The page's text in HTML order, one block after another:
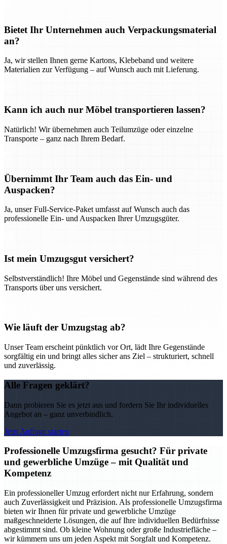
Bietet Ihr Unternehmen auch Verpackungsmaterial
an?
Ja, wir stellen Ihnen gerne Kartons, Klebeband und weitere
Materialien zur Verfügung – auf Wunsch auch mit Lieferung.
Kann ich auch nur Möbel transportieren lassen?
Natürlich! Wir übernehmen auch Teilumzüge oder einzelne
Transporte – ganz nach Ihrem Bedarf.
Übernimmt Ihr Team auch das Ein- und
Auspacken?
Ja, unser Full-Service-Paket umfasst auf Wunsch auch das
professionelle Ein- und Auspacken Ihrer Umzugsgüter.
Ist mein Umzugsgut versichert?
Selbstverständlich! Ihre Möbel und Gegenstände sind während des
Transports über uns versichert.
Wie läuft der Umzugstag ab?
Unser Team erscheint pünktlich vor Ort, lädt Ihre Gegenstände
sorgfältig ein und bringt alles sicher ans Ziel – strukturiert, schnell
und zuverlässig.
Alle Fragen geklärt?
Dann probieren Sie es jetzt aus und fordern Sie Ihr individuelles
Angebot an – ganz unverbindlich.
Jetzt Anfrage starten
Professionelle Umzugsfirma gesucht? Für private
und gewerbliche Umzüge – mit Qualität und
Kompetenz
Ein professioneller Umzug erfordert nicht nur Erfahrung, sondern
auch Zuverlässigkeit und Präzision. Als professionelle Umzugsfirma
bieten wir Ihnen für private und gewerbliche Umzüge
maßgeschneiderte Lösungen, die auf Ihre individuellen Bedürfnisse
abgestimmt sind. Ob kleine Wohnung oder große Industriefläche –
wir kümmern uns um jeden Aspekt mit Sorgfalt und Kompetenz.